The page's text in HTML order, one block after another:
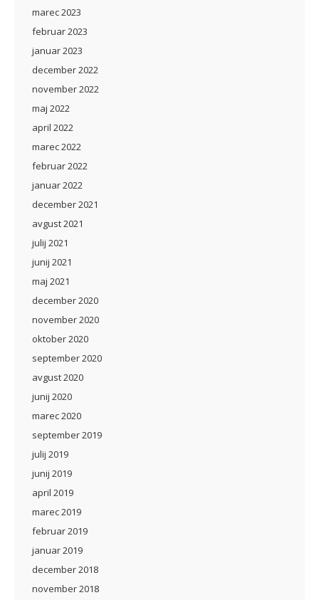
marec 2023
februar 2023
januar 2023
december 2022
november 2022
maj 2022
april 2022
marec 2022
februar 2022
januar 2022
december 2021
avgust 2021
julij 2021
junij 2021
maj 2021
december 2020
november 2020
oktober 2020
september 2020
avgust 2020
junij 2020
marec 2020
september 2019
julij 2019
junij 2019
april 2019
marec 2019
februar 2019
januar 2019
december 2018
november 2018